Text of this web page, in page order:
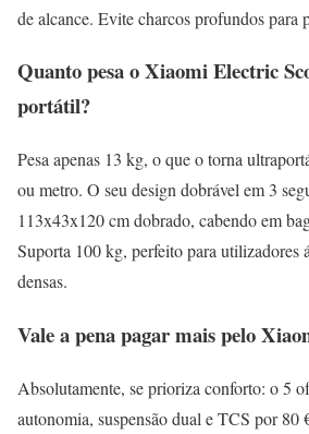
de alcance. Evite charcos profundos para
Quanto pesa o Xiaomi Electric
portátil?
Pesa apenas 13 kg, o que o torna
ou metro. O seu design dobrável em 3
113x43x120 cm dobrado, cabendo em
Suporta 100 kg, perfeito para utilizadores
densas.
Vale a pena pagar mais pelo
Absolutamente, se prioriza conforto: o 5
autonomia, suspensão dual e TCS por 80